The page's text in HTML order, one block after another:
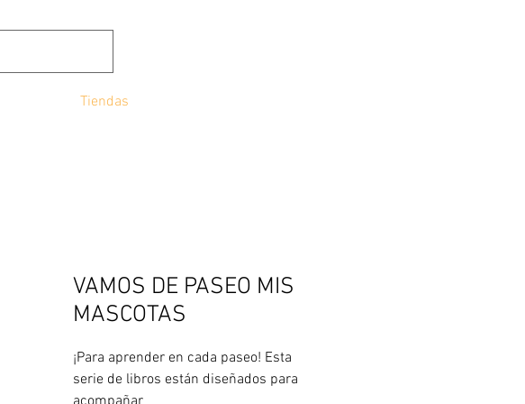
Tiendas
VAMOS DE PASEO MIS
MASCOTAS
¡Para aprender en cada paseo! Esta
serie de libros están diseñados para